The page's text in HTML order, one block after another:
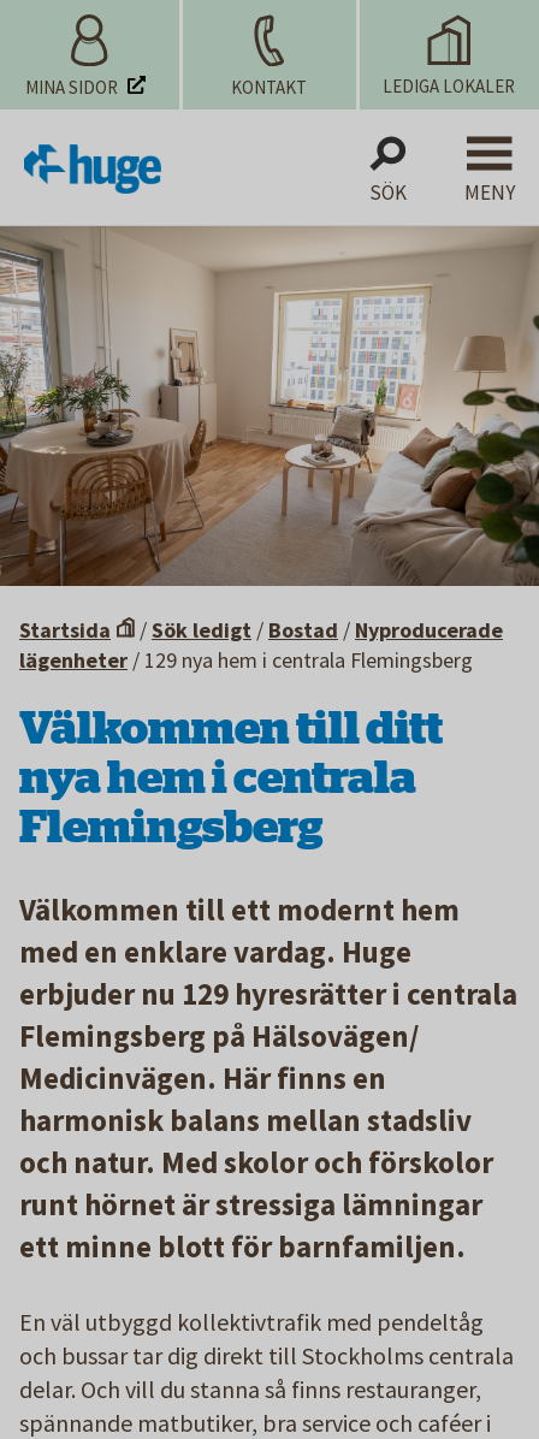
MINA SIDOR KONTAKT LEDIGA LOKALER
SÖK MENY
Startsida /Sök ledigt / Bostad / Nyproducerade
lägenheter / 129 nya hem i centrala Flemingsberg
Välkommen till ditt
nya hem i centrala
Flemingsberg
Välkommen till ett modernt hem
med en enklare vardag. Huge
erbjuder nu 129 hyresrätter i centrala
Flemingsberg på Hälsovägen/
Medicinvägen. Här finns en
harmonisk balans mellan stadsliv
och natur. Med skolor och förskolor
runt hörnet är stressiga lämningar
ett minne blott för barnfamiljen.
En väl utbyggd kollektivtrafik med pendeltåg
och bussar tar dig direkt till Stockholms centrala
delar. Och vill du stanna så finns restauranger,
spännande matbutiker, bra service och caféer i